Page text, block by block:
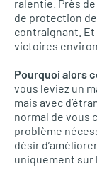
ralentie. Près
de protection
contraignant.
victoires
Pourquoi alors
vous leviez un
mais avec
normal de vous
problème
désir
uniquement sur